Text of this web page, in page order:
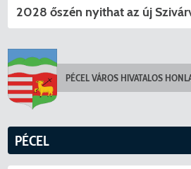
2028 őszén nyithat az új
PÉCEL VÁROS HIVATALOS
PÉCEL